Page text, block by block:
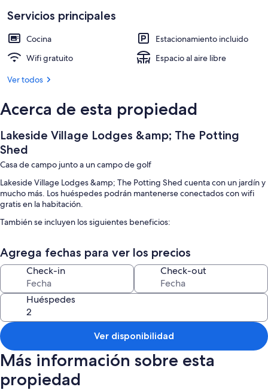
Servicios principales
Cocina
Estacionamiento incluido
Wifi gratuito
Espacio al aire libre
Ver todos
Acerca de esta propiedad
Lakeside Village Lodges &amp; The Potting
Shed
Casa de campo junto a un campo de golf
Lakeside Village Lodges &amp; The Potting Shed cuenta con un jardín y
mucho más. Los huéspedes podrán mantenerse conectados con wifi
gratis en la habitación.
También se incluyen los siguientes beneficios:
Áreas para no fumadores
Características de las habitaciones
Todas las habitaciones están amuebladas de manera individual y
cuentan con servicios como wifi gratis.
También se incluyen los siguientes beneficios adicionales en todas las
habitaciones:
4 baños con duchas
Armarios o vestidores, cocinas y refrigeradores
Agrega fechas para ver los precios
Check-in Check-out
Huéspedes
Ver disponibilidad
Más información sobre esta
propiedad